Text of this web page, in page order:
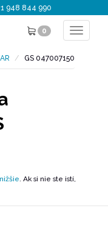
948 844 990
0
Toggle
GS 047007150
. Ak si nie ste istí,